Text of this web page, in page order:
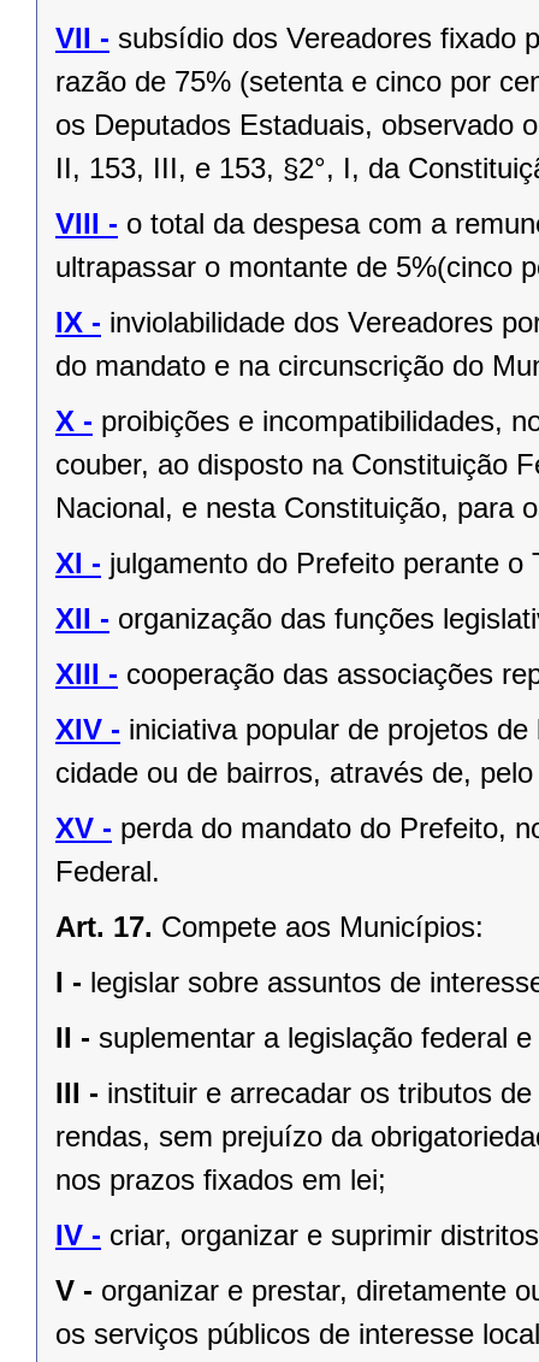
VII - subsídio dos Vereadores fixado
razão de 75% (setenta e cinco por
os Deputados Estaduais, observado
II, 153, III, e 153, §2°, I, da
VIII - o total da despesa com a
ultrapassar o montante de 5%(cinco
IX - inviolabilidade dos Vereadores
do mandato e na circunscrição do
X - proibições e incompatibilidades,
couber, ao disposto na Constituição
Nacional, e nesta Constituição, para
XI - julgamento do Prefeito perante o
XII - organização das funções
XIII - cooperação das associações
XIV - iniciativa popular de projetos
cidade ou de bairros, através de,
XV - perda do mandato do Prefeito,
Federal.
Art. 17. Compete aos Municípios:
I - legislar sobre assuntos de
II - suplementar a legislação federal
III - instituir e arrecadar os tributos
rendas, sem prejuízo da
nos prazos ﬁxados em lei;
IV - criar, organizar e suprimir
V - organizar e prestar, diretamente
os serviços públicos de interesse